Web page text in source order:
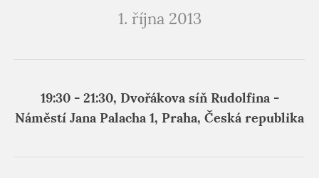
1. října 2013
19:30 - 21:30, Dvořákova síň Rudolfina -
Náměstí Jana Palacha 1, Praha, Česká republika